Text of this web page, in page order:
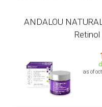
ANDALOU
Retinol
as of